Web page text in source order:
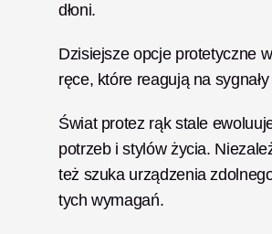
dłoni.
Dzisiejsze opcje protetyczne
ręce, które reagują na
Świat protez rąk stale
potrzeb i stylów życia.
też szuka urządzenia
tych wymagań.